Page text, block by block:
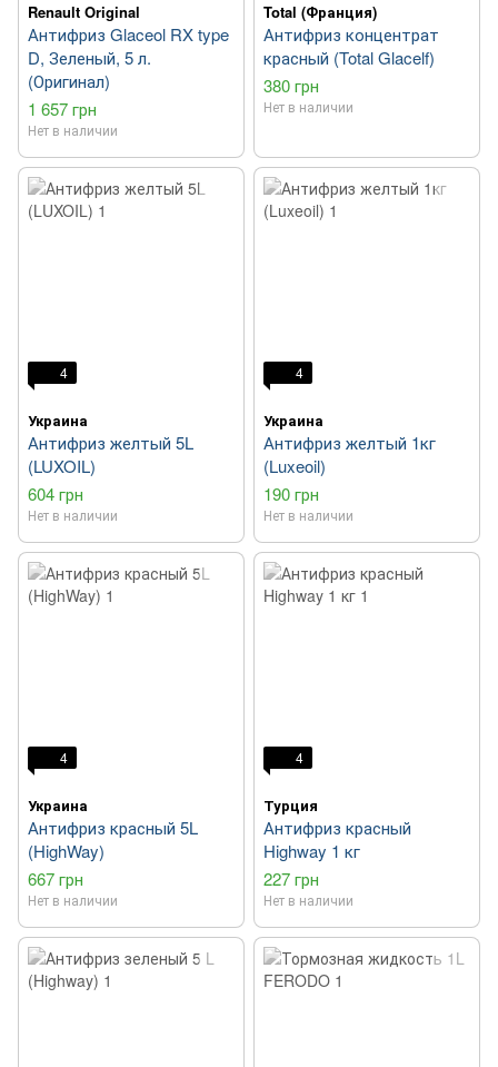
Renault Original
Антифриз Glaceol RX type
D, Зеленый, 5 л.
(Оригинал)
1 657 грн
Нет в наличии
Total (Франция)
Антифриз концентрат
красный (Total Glacelf)
380 грн
Нет в наличии
4
Украина
Антифриз желтый 5L
(LUXOIL)
604 грн
Нет в наличии
4
Украина
Антифриз желтый 1кг
(Luxeoil)
190 грн
Нет в наличии
4
Украина
Антифриз красный 5L
(HighWay)
667 грн
Нет в наличии
4
Турция
Антифриз красный
Highway 1 кг
227 грн
Нет в наличии